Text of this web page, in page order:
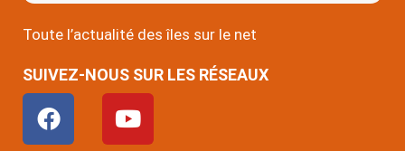
Toute l’actualité des îles sur le net
SUIVEZ-NOUS SUR LES RÉSEAUX
F
a
Y
o